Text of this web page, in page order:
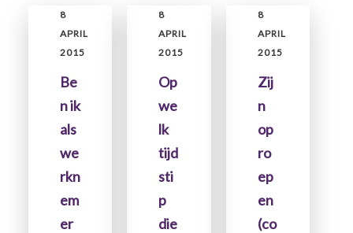
8
APRIL
2015
Be
n ik
als
we
rkn
em
er
8
APRIL
2015
Op
we
lk
tijd
sti
p
die
8
APRIL
2015
Zij
n
op
ro
ep
en
(co
Primaire
Sidebar